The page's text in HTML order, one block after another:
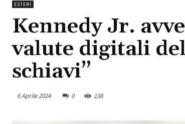
ESTERI
Kennedy Jr.
valute digitali
schiavi”
6 Aprile 2024 0 138